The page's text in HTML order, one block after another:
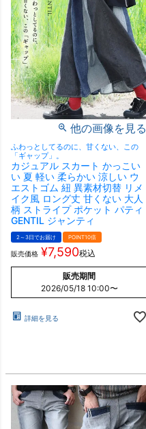
他の画像を見る
ふわっとしてるのに、甘くない、この
「ギャップ」。
カジュアル スカート かっこい
い 夏 軽い 柔らかい 涼しい ウ
エストゴム 紐 異素材切替 リメ
イク風 ロング丈 甘くない 大人
柄 ストライプ ポケット パティ
GENTIL ジャンティ
2～3日でお届け POINT10倍
販売価格 ¥7,590税込
販売期間
2026/05/18 10:00〜
詳細を見る